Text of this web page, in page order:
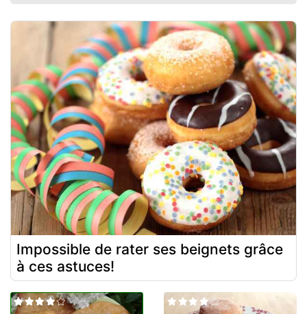
Impossible de rater ses beignets grâce
à ces astuces!